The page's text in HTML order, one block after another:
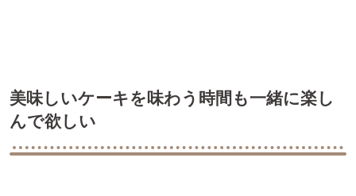
美味しいケーキを味わう時間も一緒に楽し
んで欲しい